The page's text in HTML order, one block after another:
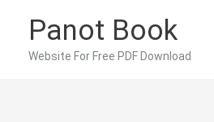
content
Panot Book
Website For Free PDF Download